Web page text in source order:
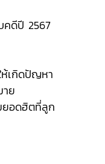
คดีปี 2567
ห้เกิดปัญหา
ย
ยอดฮิตที่ลูก